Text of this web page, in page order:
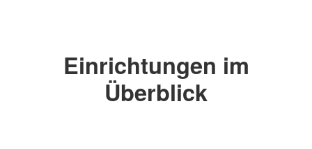
Einrichtungen im
Überblick